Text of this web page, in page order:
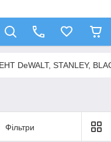
DeWALT, STANLEY,
Фільтри